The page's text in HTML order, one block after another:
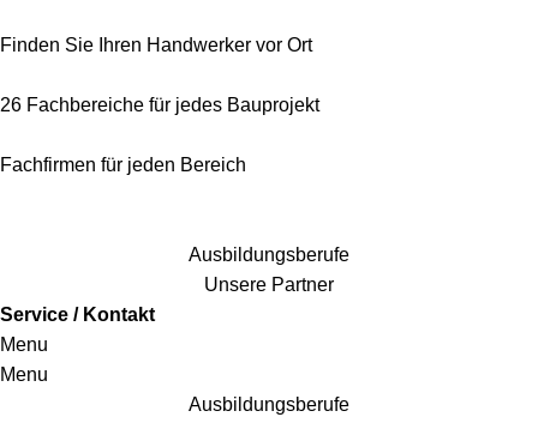
Finden Sie Ihren Handwerker vor Ort
26 Fachbereiche für jedes Bauprojekt
Fachfirmen für jeden Bereich
Ausbildungsberufe
Unsere Partner
Service / Kontakt
Menu
Menu
Ausbildungsberufe